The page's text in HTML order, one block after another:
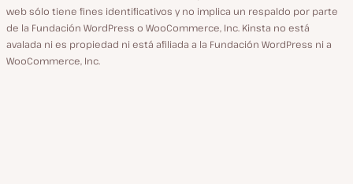
web sólo tiene fines identificativos y no implica un respaldo por parte
de la Fundación WordPress o WooCommerce, Inc. Kinsta no está
avalada ni es propiedad ni está afiliada a la Fundación WordPress ni a
WooCommerce, Inc.